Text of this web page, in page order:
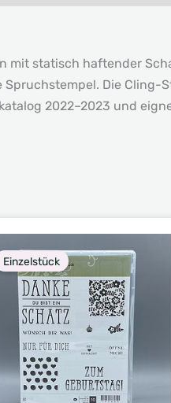
mit statisch haftender
Die Cling-
2022–2023 und
Einzelstück